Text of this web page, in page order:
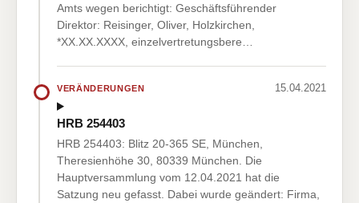
Amts wegen berichtigt: Geschäftsführender
Direktor: Reisinger, Oliver, Holzkirchen,
*XX.XX.XXXX, einzelvertretungsbere…
VERÄNDERUNGEN 15.04.2021
HRB 254403
HRB 254403: Blitz 20-365 SE, München,
Theresienhöhe 30, 80339 München. Die
Hauptversammlung vom 12.04.2021 hat die
Satzung neu gefasst. Dabei wurde geändert: Firma,